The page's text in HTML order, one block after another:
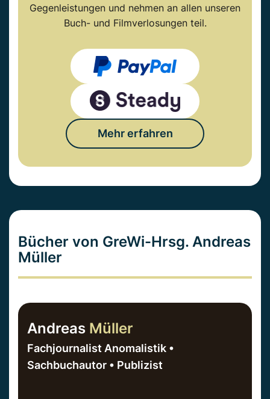
Gegenleistungen und nehmen an allen unseren
Buch- und Filmverlosungen teil.
Mehr erfahren
Bücher von GreWi-Hrsg. Andreas
Müller
Andreas Müller
Fachjournalist Anomalistik •
Sachbuchautor • Publizist